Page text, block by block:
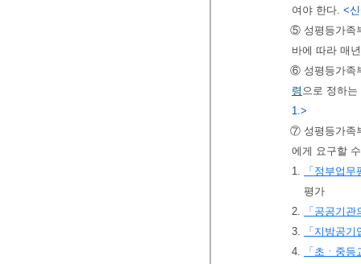
여야 한다. <
⑤ 성평등가족
바에 따라 매
⑥ 성평등가족
령 으로 정하
1.>
⑦ 성평등가족
에게 요구할
1.
「정부업
평가
2.
「공공기
3.
「지방공기
4.
「초ㆍ중